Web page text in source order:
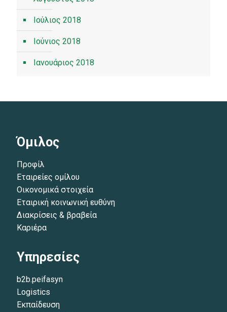
Ιούλιος 2018
Ιούνιος 2018
Ιανουάριος 2018
Όμιλος
Προφίλ
Εταιρείες ομίλου
Οικονομικά στοιχεία
Εταιρική κοινωνική ευθύνη
Διακρίσεις & βραβεία
Καριέρα
Υπηρεσίες
b2b.peifasyn
Logistics
Εκπαίδευση